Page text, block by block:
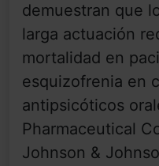
demuestran que
larga actuación
mortalidad en
esquizofrenia en
antipsicóticos
Pharmaceutical
Johnson &